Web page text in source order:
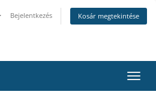
Bejelentkezés Kosár megtekintése
a